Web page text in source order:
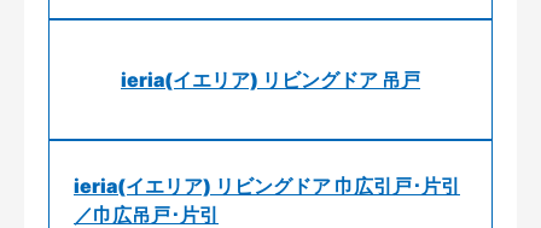
ieria(イエリア) リビングドア 吊戸
ieria(イエリア) リビングドア 巾広引戸･片引
／巾広吊戸･片引